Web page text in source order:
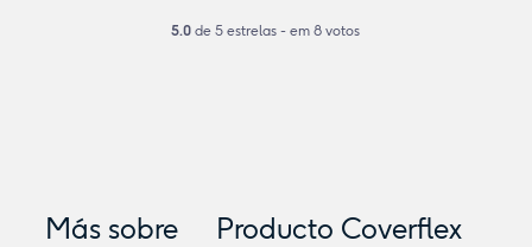
5.0 de5 estrelas - em8 votos
Más sobre Producto Coverflex